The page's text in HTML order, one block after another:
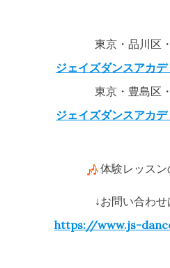
東京・品川区
ジェイズダンスアカ
東京・豊島区
ジェイズダンスアカ
体験レッスン
↓お問い合わ
https://www.js-